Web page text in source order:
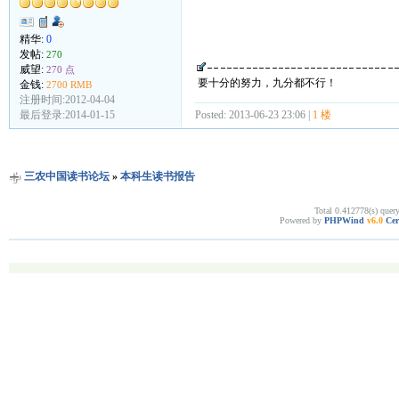
精华: 0
发帖: 270
威望: 270 点
金钱: 2700 RMB
注册时间:2012-04-04
最后登录:2014-01-15
要十分的努力，九分都不行！
Posted: 2013-06-23 23:06 | 1 楼
三农中国读书论坛» 本科生读书报告
Total 0.412778(s)
Powered by PHPWind v6.0